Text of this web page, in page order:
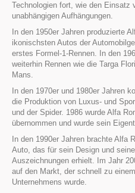
Technologien fort, wie den Einsatz
unabhängigen Aufhängungen.
In den 1950er Jahren produzierte
ikonischsten Autos der
erstes Formel-1-Rennen. In den
weiterhin Rennen wie die Targa
Mans.
In den 1970er und 1980er Jahren
die Produktion von Luxus- und
und der Spider. 1986 wurde Alfa
übernommen und wurde sein
In den 1990er Jahren brachte Alfa
Auto, das für sein Design und
Auszeichnungen erhielt. Im Jahr
auf den Markt, der schnell zu
Unternehmens wurde.